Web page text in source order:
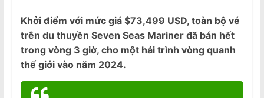
p
e
r
Khởi điểm với mức giá $73,499 USD, toàn bộ vé
trên du thuyền Seven Seas Mariner đã bán hết
trong vòng 3 giờ, cho một hải trình vòng quanh
thế giới vào năm 2024.